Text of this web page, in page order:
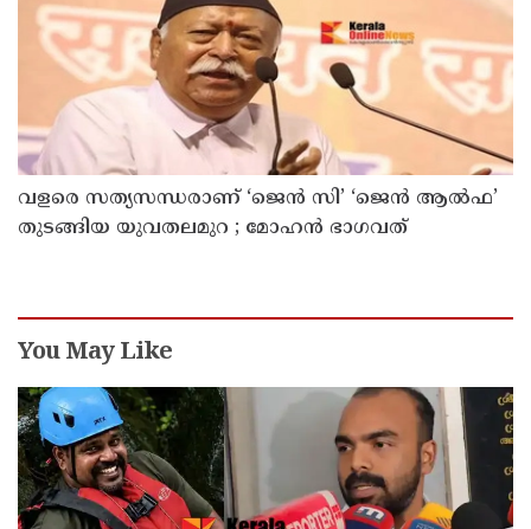
തീരുമാനമോ?
വളരെ സത്യസന്ധരാണ് ‘ജെൻ സി’ ‘ജെൻ ആൽഫ’
തുടങ്ങിയ യുവതലമുറ ; മോഹൻ ഭാഗവത്
You May Like